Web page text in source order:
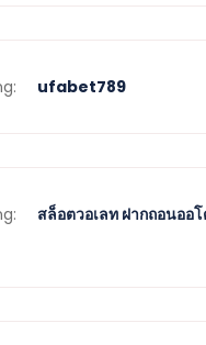
ufabet789
สล็อตวอเลท ฝากถอนออ